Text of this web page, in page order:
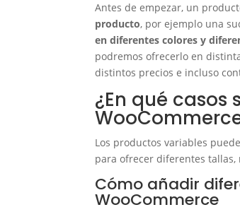
Antes de empezar, un
producto, por ejemplo una
en diferentes colores y
podremos ofrecerlo en
distintos precios e incluso
¿En qué
Los productos variables
para ofrecer diferentes tallas,
Cómo añadir
WooCommerce